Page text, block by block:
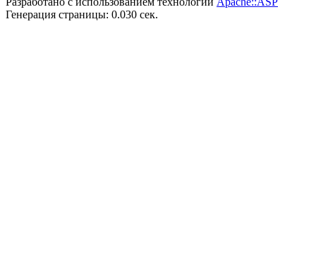
Генерация страницы: 0.030 сек.